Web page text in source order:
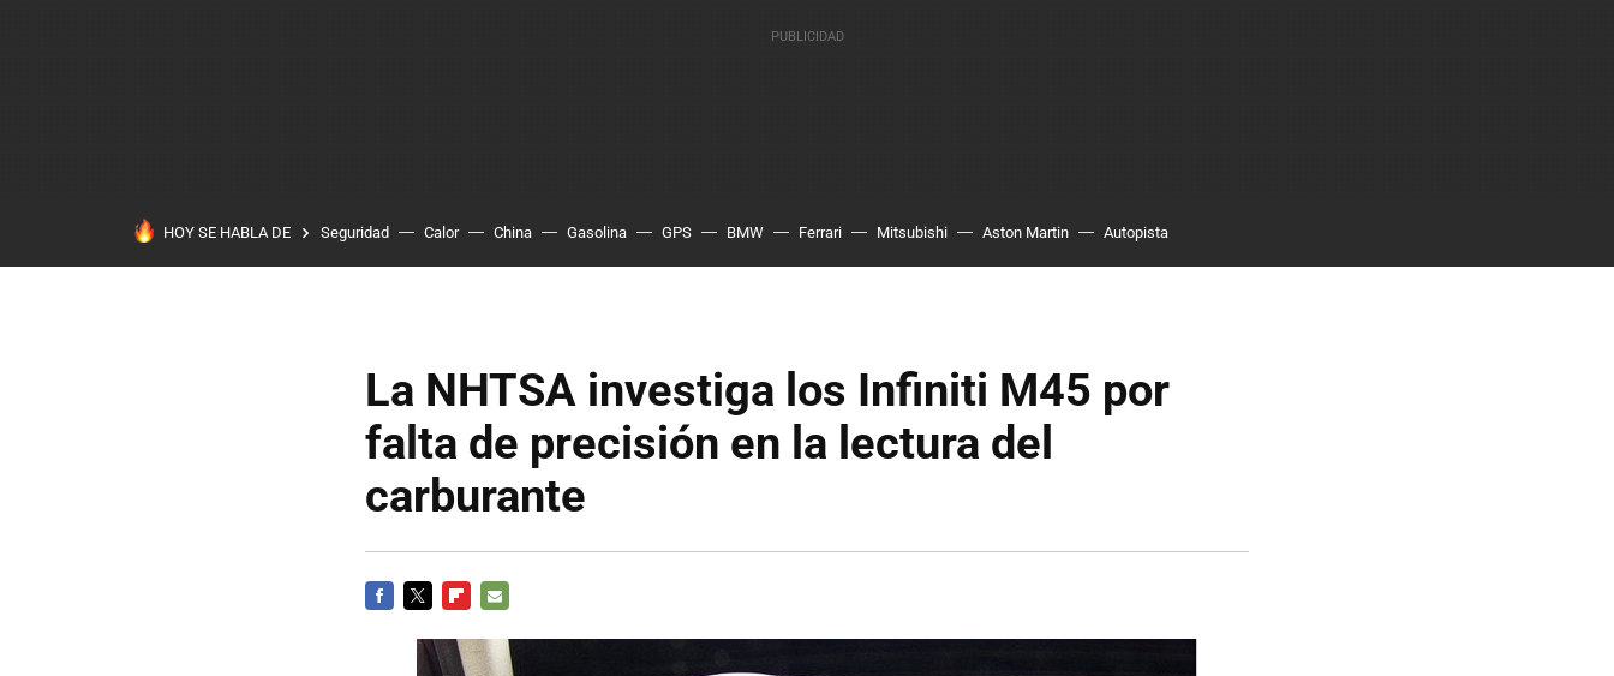
HOY SE HABLA DE Seguridad Calor China Gasolina GPS BMW Ferrari Mitsubishi Aston Martin Autopista
La NHTSA investiga los Infiniti M45 por
falta de precisión en la lectura del
carburante
MAIL